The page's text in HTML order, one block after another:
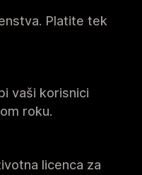
Platite tek
vaši korisnici
roku.
licenca za